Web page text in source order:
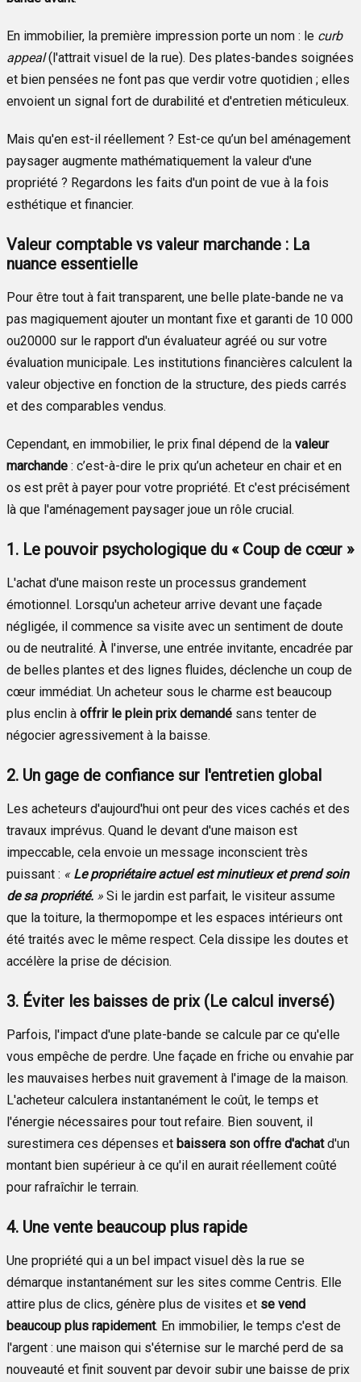
En immobilier, la première impression porte un nom : le curb
appeal(l'attrait visuel de la rue). Des plates-bandes soignées
et bien pensées ne font pas que verdir votre quotidien ; elles
envoient un signal fort de durabilité et d'entretien méticuleux.
Mais qu'en est-il réellement ? Est-ce qu’un bel aménagement
paysager augmente mathématiquement la valeur d'une
propriété ? Regardons les faits d'un point de vue à la fois
esthétique et financier.
Valeur comptable vs valeur marchande : La
nuance essentielle
Pour être tout à fait transparent, une belle plate-bande ne va
pas magiquement ajouter un montant fixe et garanti de 10 000
ou20000 sur le rapport d'un évaluateur agréé ou sur votre
évaluation municipale. Les institutions financières calculent la
valeur objective en fonction de la structure, des pieds carrés
et des comparables vendus.
Cependant, en immobilier, le prix final dépend de la valeur
marchande : c’est-à-dire le prix qu’un acheteur en chair et en
os est prêt à payer pour votre propriété. Et c'est précisément
là que l'aménagement paysager joue un rôle crucial.
1. Le pouvoir psychologique du « Coup de cœur »
L'achat d'une maison reste un processus grandement
émotionnel. Lorsqu'un acheteur arrive devant une façade
négligée, il commence sa visite avec un sentiment de doute
ou de neutralité. À l'inverse, une entrée invitante, encadrée par
de belles plantes et des lignes fluides, déclenche un coup de
cœur immédiat. Un acheteur sous le charme est beaucoup
plus enclin à offrir le plein prix demandé sans tenter de
négocier agressivement à la baisse.
2. Un gage de confiance sur l'entretien global
Les acheteurs d'aujourd'hui ont peur des vices cachés et des
travaux imprévus. Quand le devant d'une maison est
impeccable, cela envoie un message inconscient très
puissant : « Le propriétaire actuel est minutieux et prend soin
de sa propriété. » Si le jardin est parfait, le visiteur assume
que la toiture, la thermopompe et les espaces intérieurs ont
été traités avec le même respect. Cela dissipe les doutes et
accélère la prise de décision.
3. Éviter les baisses de prix (Le calcul inversé)
Parfois, l'impact d'une plate-bande se calcule par ce qu'elle
vous empêche de perdre. Une façade en friche ou envahie par
les mauvaises herbes nuit gravement à l'image de la maison.
L'acheteur calculera instantanément le coût, le temps et
l'énergie nécessaires pour tout refaire. Bien souvent, il
surestimera ces dépenses et baissera son offre d'achatd'un
montant bien supérieur à ce qu'il en aurait réellement coûté
pour rafraîchir le terrain.
4. Une vente beaucoup plus rapide
Une propriété qui a un bel impact visuel dès la rue se
démarque instantanément sur les sites comme Centris. Elle
attire plus de clics, génère plus de visites et se vend
beaucoup plus rapidement. En immobilier, le temps c'est de
l'argent : une maison qui s'éternise sur le marché perd de sa
nouveauté et finit souvent par devoir subir une baisse de prix